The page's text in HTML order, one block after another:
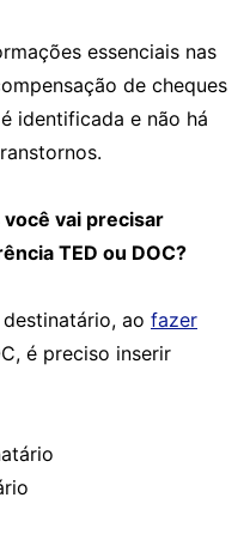
essenciais nas
de cheques
identificada e não há
vai precisar
TED ou DOC?
ao fazer
é preciso inserir